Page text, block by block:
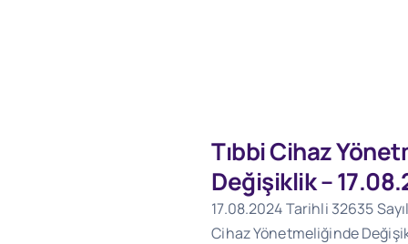
Tıbbi Cihaz
Değişiklik –
17.08.2024 Tarihli 32635
Cihaz Yönetmeliğinde